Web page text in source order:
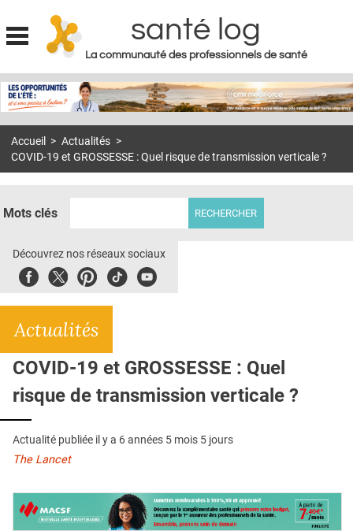
Jump to navigation
santé log
La communauté des professionnels de santé
MON COMPTE
S'ABONNER À LA REVUE SOIN À DOMICILE
DOSSIERS
E-REVUE SAD
L'APP
QUI SOMMES-NOUS ?
PUBLICITÉ
CONDITIONS GÉNÉRALES
CONTACT
Accueil > Actualités >
COVID-19 et GROSSESSE : Quel risque de transmission verticale ?
Mots clés
Découvrez nos réseaux sociaux
FacebookTwitterPinterest
TiktokYoubute
Actualités
COVID-19 et GROSSESSE : Quel
risque de transmission verticale ?
Actualité publiée il y a 6 années 5 mois 5 jours
The Lancet